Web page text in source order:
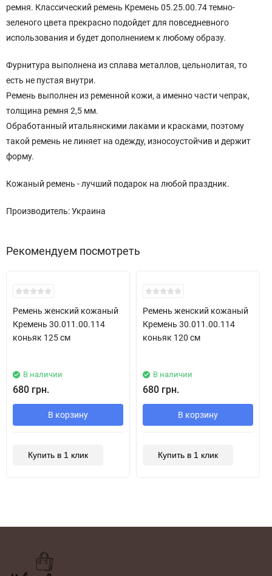
ремня. Классический ремень Кремень 05.25.00.74 темно-
зеленого цвета прекрасно подойдет для повседневного
использования и будет дополнением к любому образу.
Фурнитура выполнена из сплава металлов, цельнолитая, то
есть не пустая внутри.
Ремень выполнен из ременной кожи, а именно части чепрак,
толщина ремня 2,5 мм.
Обработанный итальянскими лаками и красками, поэтому
такой ремень не линяет на одежду, износоустойчив и держит
форму.
Кожаный ремень - лучший подарок на любой праздник.
Производитель: Украина
Рекомендуем посмотреть
New!
Ремень женский кожаный
Кремень 30.011.00.114
коньяк 125 см
В наличии
680 грн.
В корзину
Купить в 1 клик
New!
Ремень женский кожаный
Кремень 30.011.00.114
коньяк 120 см
В наличии
680 грн.
В корзину
Купить в 1 клик